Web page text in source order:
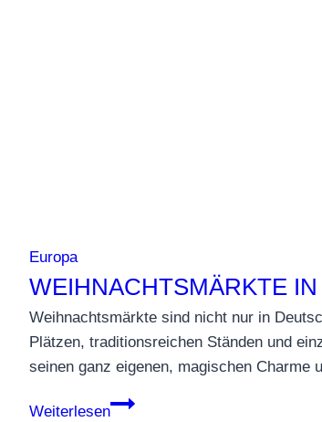
Europa
WEIHNACHTSMÄRKTE
Weihnachtsmärkte sind nicht nur in
Plätzen, traditionsreichen Ständen und
seinen ganz eigenen, magischen
Weiterlesen
Weihnachtsmärkte